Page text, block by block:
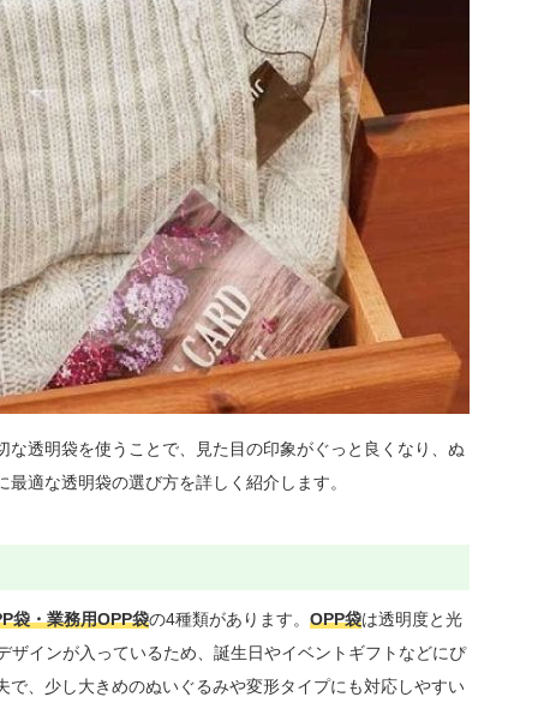
透明袋を使うことで、見た目の印象がぐっと良くなり、ぬ
適な透明袋の選び方を詳しく紹介します。
袋・業務用OPP袋の4種類があります。 OPP袋は透明度と光
ザインが入っているため、誕生日やイベントギフトなどにぴ
で、少し大きめのぬいぐるみや変形タイプにも対応しやすい